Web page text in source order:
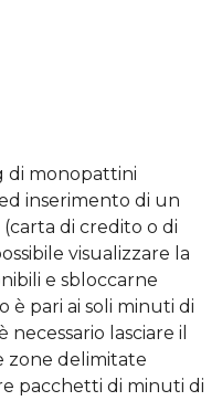
di monopattini
inserimento di un
di credito o di
visualizzare la
e sbloccarne
è pari ai soli minuti di
lasciare il
zone delimitate
pacchetti di minuti di